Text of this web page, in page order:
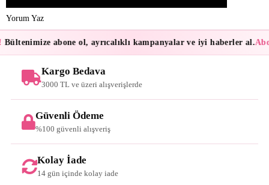
Yorum Yaz
Bültenimize abone ol, ayrıcalıklı kampanyalar ve iyi haberler al.
Kargo Bedava
3000 TL ve üzeri alışverişlerde
Güvenli Ödeme
%100 güvenli alışveriş
Kolay İade
14 gün içinde kolay iade